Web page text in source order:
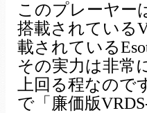
このプレーヤー
搭載されている
載されている
その実力は非常
上回る程なの
で「廉価版